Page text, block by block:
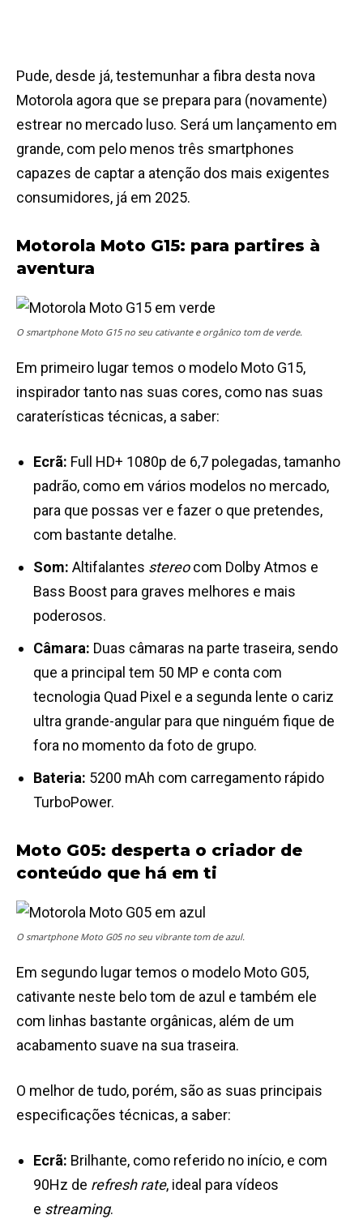
Pude, desde já, testemunhar a fibra desta nova
Motorola agora que se prepara para (novamente)
estrear no mercado luso. Será um lançamento em
grande, com pelo menos três smartphones
capazes de captar a atenção dos mais exigentes
consumidores, já em 2025.
Motorola Moto G15: para partires à
aventura
O smartphone Moto G15 no seu cativante e orgânico tom de verde.
Em primeiro lugar temos o modelo Moto G15,
inspirador tanto nas suas cores, como nas suas
caraterísticas técnicas, a saber:
Ecrã: Full HD+ 1080p de 6,7 polegadas, tamanho
padrão, como em vários modelos no mercado,
para que possas ver e fazer o que pretendes,
com bastante detalhe.
Som: Altifalantes stereocom Dolby Atmos e
Bass Boost para graves melhores e mais
poderosos.
Câmara: Duas câmaras na parte traseira, sendo
que a principal tem 50 MP e conta com
tecnologia Quad Pixel e a segunda lente o cariz
ultra grande-angular para que ninguém fique de
fora no momento da foto de grupo.
Bateria: 5200 mAh com carregamento rápido
TurboPower.
Moto G05: desperta o criador de
conteúdo que há em ti
O smartphone Moto G05 no seu vibrante tom de azul.
Em segundo lugar temos o modelo Moto G05,
cativante neste belo tom de azul e também ele
com linhas bastante orgânicas, além de um
acabamento suave na sua traseira.
O melhor de tudo, porém, são as suas principais
especificações técnicas, a saber:
Ecrã: Brilhante, como referido no início, e com
90Hz de refresh rate, ideal para vídeos
e streaming.